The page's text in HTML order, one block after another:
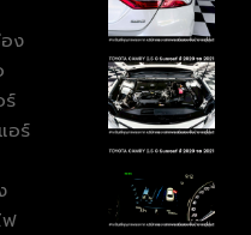
ง
ร์
อร์
ฟ